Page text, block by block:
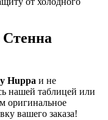
Стенна
Huppa и не
нашей таблицей или
оригинальное
вашего заказа!